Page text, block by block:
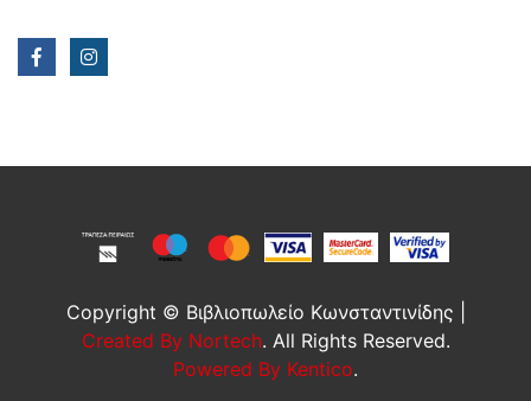
Copyright © Βιβλιοπωλείο Κωνσταντινίδης |
Created By Nortech. All Rights Reserved.
Powered By Kentico.